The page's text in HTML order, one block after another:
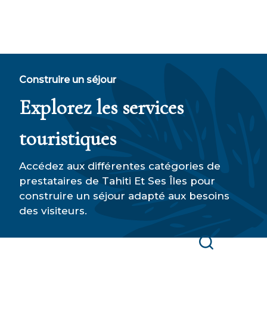
Construire un séjour
Explorez les services
touristiques
Accédez aux différentes catégories de
prestataires de Tahiti Et Ses Îles pour
construire un séjour adapté aux besoins
des visiteurs.